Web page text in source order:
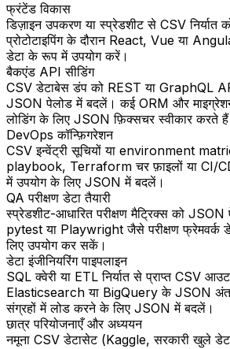
फ्रंटेंड विकास
डिज़ाइन उपकरण या स्प्रेडशीट से CSV
प्रोटोटाइपिंग के दौरान React, Vue या
डेटा के रूप में उपयोग करें।
बैकएंड API सीडिंग
CSV डेटाबेस डंप को REST या GraphQL
JSON पेलोड में बदलें। कई ORM और
लोडिंग के लिए JSON फ़िक्सचर स्वीकार करते
DevOps कॉन्फ़िगरेशन
CSV इन्वेंट्री सूचियों या environment
playbook, Terraform चर फ़ाइलों या CI/CD
में उपयोग के लिए JSON में बदलें।
QA परीक्षण डेटा तैयारी
स्प्रेडशीट-आधारित परीक्षण मैट्रिक्स को
pytest या Playwright जैसे परीक्षण फ्रेमवर्क
लिए उपयोग कर सकें।
डेटा इंजीनियरिंग पाइपलाइन
SQL क्वेरी या ETL निर्यात से प्राप्त CSV
Elasticsearch या BigQuery के JSON
संग्रहों में लोड करने के लिए JSON में बदलें।
छात्र परियोजनाएँ और अध्ययन
नमूना CSV डेटासेट (Kaggle, सरकारी खुले